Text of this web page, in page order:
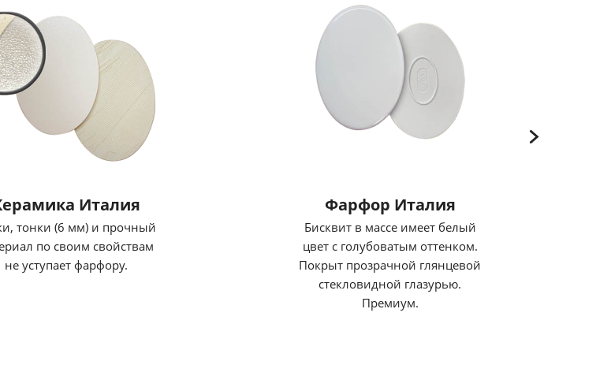
Италия
тонки (6 мм) и прочный
по своим свойствам
не уступает фарфору.
Фарфор Италия
Бисквит в массе имеет белый
цвет с голубоватым оттенком.
Покрыт прозрачной глянцевой
стекловидной глазурью.
Премиум.